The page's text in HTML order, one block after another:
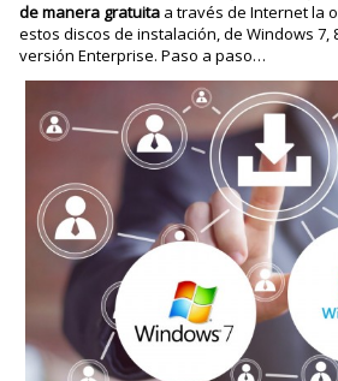
de manera gratuita a través de Internet la
estos discos de instalación, de Windows 7,
versión Enterprise. Paso a paso…